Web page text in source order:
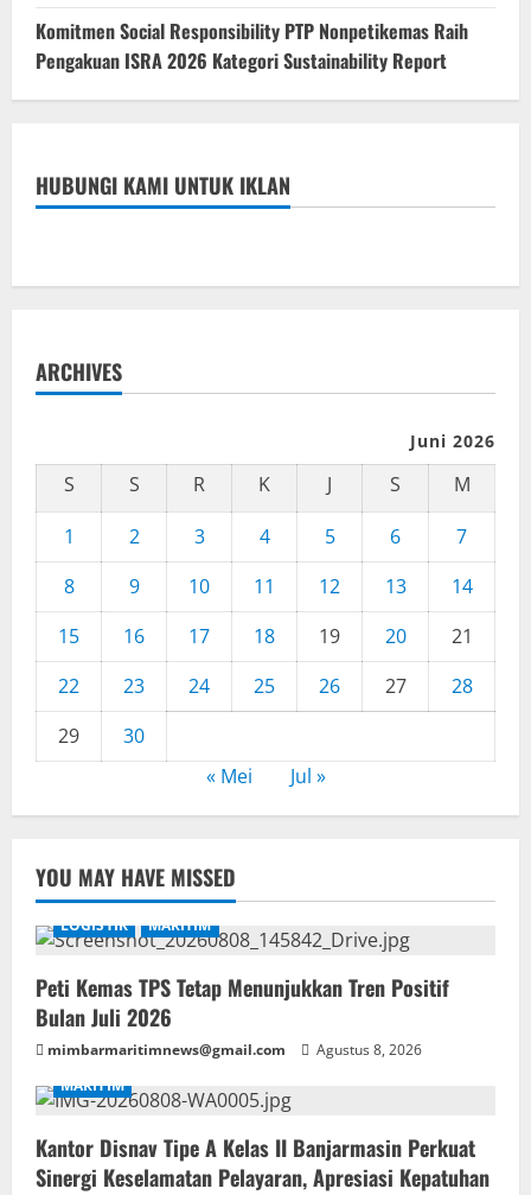
Komitmen Social Responsibility PTP Nonpetikemas Raih
Pengakuan ISRA 2026 Kategori Sustainability Report
HUBUNGI KAMI UNTUK IKLAN
ARCHIVES
Juni 2026
S S R K J S
M
1
2 3 4 5 6
7
8
9 10 11 12 13
14
15
16 17 18 19 20
21
22
23 24 25 26 27
28
29
30
« Mei
Jul »
YOU MAY HAVE MISSED
LOGISTIK MARITIM
Peti Kemas TPS Tetap Menunjukkan Tren Positif
Bulan Juli 2026
mimbarmaritimnews@gmail.com
Agustus 8, 2026
MARITIM
Kantor Disnav Tipe A Kelas II Banjarmasin Perkuat
Sinergi Keselamatan Pelayaran, Apresiasi Kepatuhan